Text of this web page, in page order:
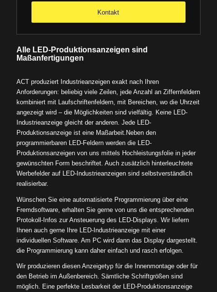
Kontakt
Alle LED-Produktionsanzeigen sind
Maßanfertigungen
ACT produziert Industrieanzeigen exakt nach Ihren
Anforderungen: beliebig viele Zeilen, jede Anzahl an Ziffernfeldern
kombiniert mit Laufschriftenfeldern, mit Bereichen, wo die Uhrzeit
angezeigt wird – die Möglichkeiten sind vielfältig. Keine LED-
Industrieanzeige gleicht der anderen. Jede LED-
Produktionsanzeige ist eine Maßarbeit.Neben den
programmierbaren LED-Feldern werden die LED-
Produktionsanzeigen von uns mittels Hochleistungsfolie in jeder
gewünschten Form beschriftet. Auch zusätzlich hinterleuchtete
Werbefelder auf LED-Industrieanzeigen sind selbstverständlich
realisierbar.
Wünschen Sie eine automatisierte Programmierung über eine
Fremdsoftware, erhalten Sie gerne von uns die entsprechenden
Protokoll-Infos zur Ansteuerung des LED-Displays. Wir liefern
Ihnen auch gerne Ihre LED-Industrieanzeige mit einer
individuellen Software. Am PC wird dann das Display dargestellt.
die Programmierung kann daher einfach und rasch erfolgen.
Wir produzieren diesen Anzeigetyp für die Innenmontage oder für
den Betrieb im Außenbereich. Sämtliche Schriftgrößen sind
möglich. Eine perfekte Lesbarkeit der LED-Produktionsanzeige